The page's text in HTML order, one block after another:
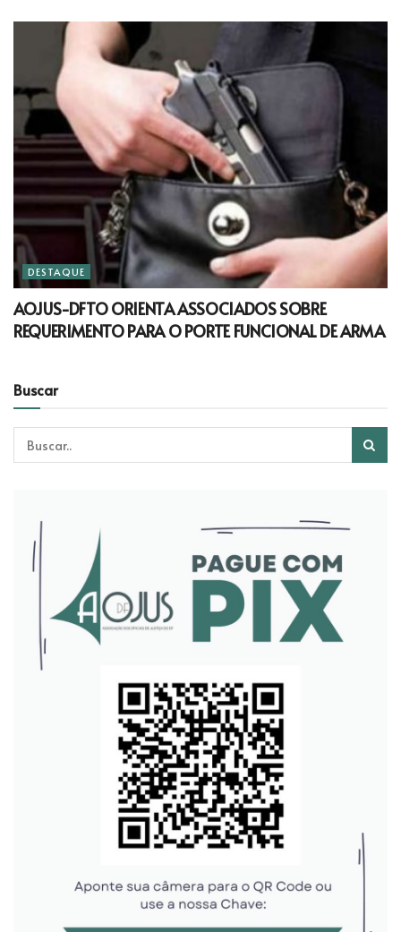
DESTAQUE
AOJUS-DFTO ORIENTA ASSOCIADOS SOBRE
REQUERIMENTO PARA O PORTE FUNCIONAL DE ARMA
Buscar